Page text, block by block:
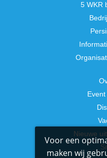
5 WKR
Nieuwe
Voor een
maken wij